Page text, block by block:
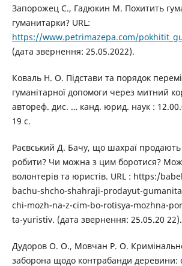
Запорожец С., Гадюкин М. Похитить
гуманитарки? URL:
https://www.petrimazepa.com/
(дата звернення: 25.05.2022).
Коваль Н. О. Підстави та порядок
гуманітарної допомоги через митний
автореф. дис. … канд. юрид. наук :
19 с.
Раєвський Д. Бачу, що шахраї
робити? Чи можна з цим боротися?
волонтерів та юристів. URL : https:/
bachu-shcho-shahraji-prodayut-
chi-mozh-na-z-cim-bo-rotisya-mozhna-
ta-yuristiv. (дата звернення: 25.05.20 22).
Дудоров О. О., Мовчан Р. О.
заборона щодо контрабанди деревини: